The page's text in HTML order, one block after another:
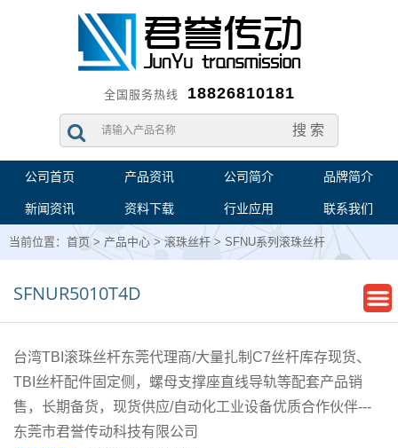
全国服务热线 18826810181
公司首页 产品资讯 公司简介 品牌简介
新闻资讯 资料下载 行业应用 联系我们
当前位置： 首页> 产品中心 >滚珠丝杆> SFNU系列滚珠丝杆
SFNUR5010T4D
台湾TBI滚珠丝杆东莞代理商/大量扎制C7丝杆库存现货、
TBI丝杆配件固定侧，螺母支撑座直线导轨等配套产品销
售，长期备货，现货供应/自动化工业设备优质合作伙伴---
东莞市君誉传动科技有限公司